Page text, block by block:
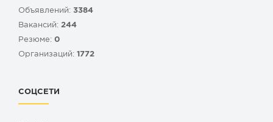
Объявлений: 3384
Вакансий: 244
Резюме: 0
Организаций: 1772
СОЦСЕТИ